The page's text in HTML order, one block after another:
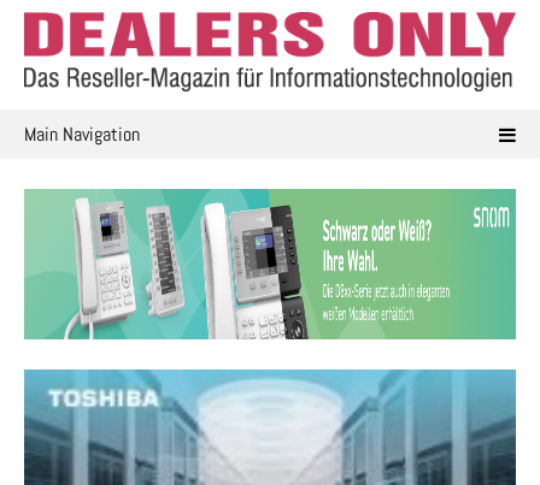
Skip
content
Main Navigation